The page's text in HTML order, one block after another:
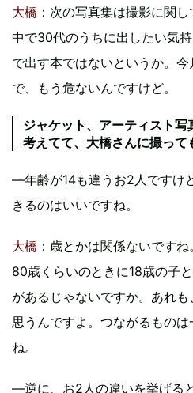
大橋 ：次の写真集は撮影に関
中で30代のうちに出したい気
で出す本ではないというか。
で、もう危ないんですけど。
ジャケット、アーティスト
考えてて、大橋さんに撮って
―年齢が14も違うお2人ですけ
きるのはいいですね。
大橋 ：歳とかは関係ないです
80歳くらいのときに18歳の子
があるじゃないですか。あれ
思うんですよ。つながるもの
ね。
―逆に、お2人の違いを挙げる